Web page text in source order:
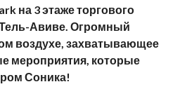
на 3 этаже торгового
Авиве. Огромный
воздухе, захватывающее
мероприятия, которые
Соника!